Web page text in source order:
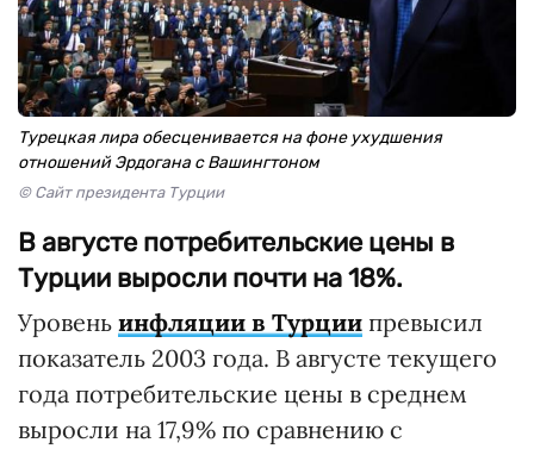
Турецкая лира обесценивается на фоне ухудшения
отношений Эрдогана с Вашингтоном
© Сайт президента Турции
В августе потребительские цены в
Турции выросли почти на 18%.
Уровень инфляции в Турции превысил
показатель 2003 года. В августе текущего
года потребительские цены в среднем
выросли на 17,9% по сравнению с